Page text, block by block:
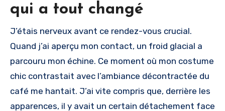
qui a tout changé
J’étais nerveux avant ce rendez-vous crucial.
Quand j’ai aperçu mon contact, un froid glacial a
parcouru mon échine. Ce moment où mon costume
chic contrastait avec l’ambiance décontractée du
café me hantait. J’ai vite compris que, derrière les
apparences, il y avait un certain détachement face